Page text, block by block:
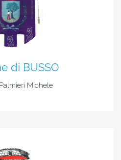
di BUSSO
Michele